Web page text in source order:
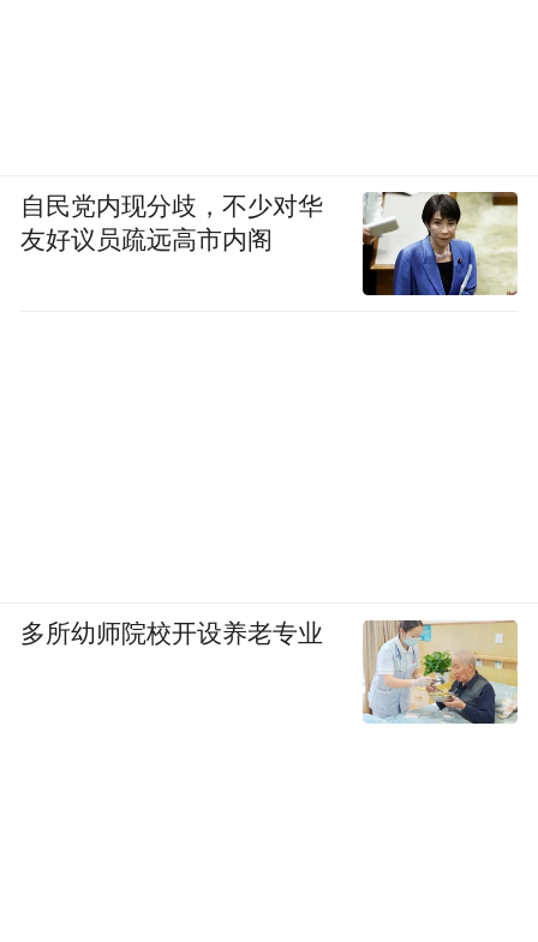
自民党内现分歧，不少对华
友好议员疏远高市内阁
多所幼师院校开设养老专业